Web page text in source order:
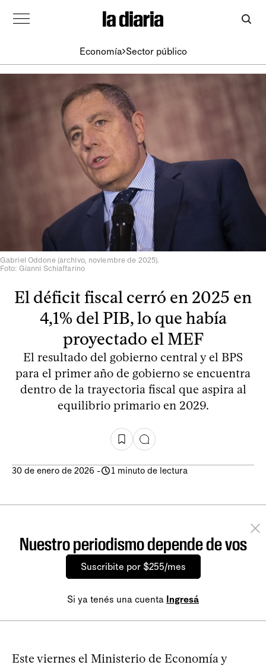
Economía Sector público
Gabriel Oddone (archivo, noviembre de 2025).
Foto: Gianni Schiaffarino
El déficit fiscal cerró en 2025 en
4,1% del PIB, lo que había
proyectado el MEF
El resultado del gobierno central y el BPS
para el primer año de gobierno se encuentra
dentro de la trayectoria fiscal que aspira al
equilibrio primario en 2029.
30 de enero de 2026 - 1 minuto de lectura
Nuestro periodismo depende de vos
Suscribite por $255/mes
Si ya tenés una cuenta Ingresá
Este viernes el Ministerio de Economía y